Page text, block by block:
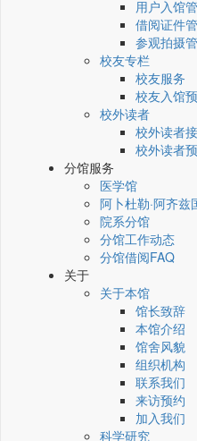
用户入馆
借阅证件
参观拍摄
校友专栏
校友服务
校友入馆
校外读者
校外读者
校外读者
分馆服务
医学馆
阿卜杜勒·阿齐
院系分馆
分馆工作动态
分馆借阅FAQ
关于
关于本馆
馆长致辞
本馆介绍
馆舍风貌
组织机构
联系我们
来访预约
加入我们
科学研究